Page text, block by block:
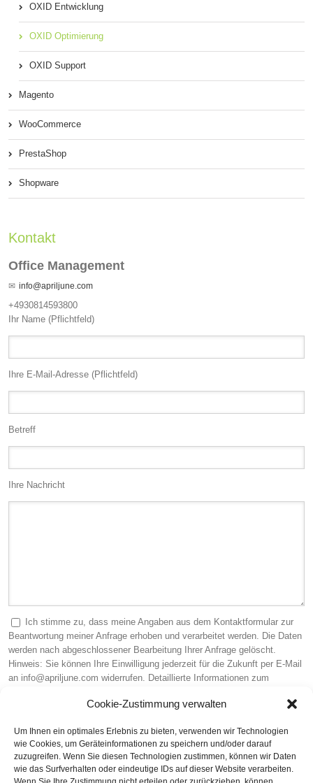
Cookie-Zustimmung verwalten
Um Ihnen ein optimales Erlebnis zu bieten, verwenden wir Technologien
wie Cookies, um Geräteinformationen zu speichern und/oder darauf
zuzugreifen. Wenn Sie diesen Technologien zustimmen, können wir Daten
wie das Surfverhalten oder eindeutige IDs auf dieser Website verarbeiten.
OXID Entwicklung
OXID Optimierung
OXID Support
Magento
WooCommerce
PrestaShop
Shopware
Kontakt
Office Management
info@apriljune.com
+4930814593800
Ihr Name (Pflichtfeld)
Ihre E-Mail-Adresse (Pflichtfeld)
Betreff
Ihre Nachricht
Ich stimme zu, dass meine Angaben aus dem Kontaktformular zur
Beantwortung meiner Anfrage erhoben und verarbeitet werden. Die Daten
werden nach abgeschlossener Bearbeitung Ihrer Anfrage gelöscht.
Hinweis: Sie können Ihre Einwilligung jederzeit für die Zukunft per E-Mail
an info@apriljune.com widerrufen. Detaillierte Informationen zum